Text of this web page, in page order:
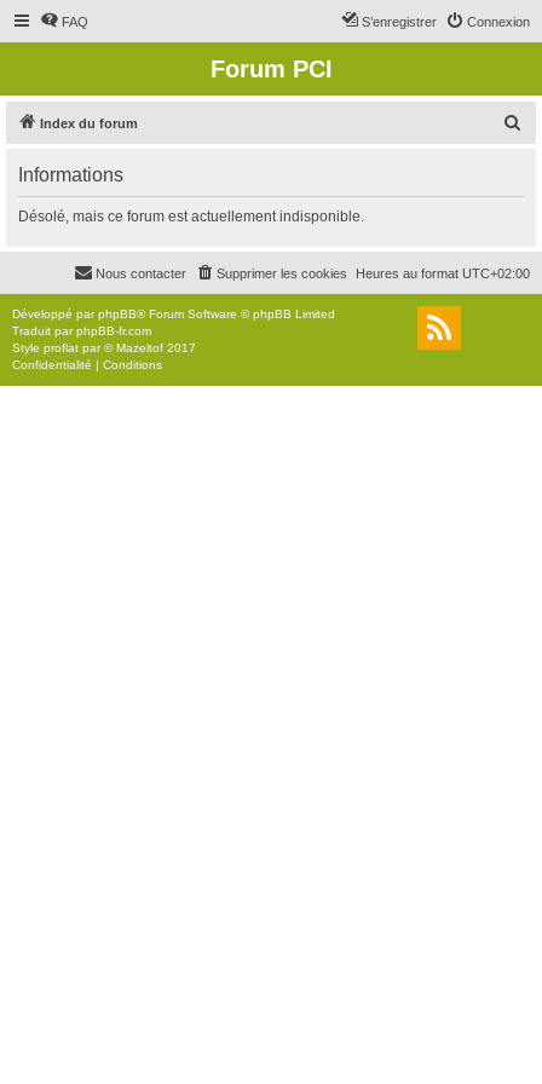
FAQ Connexion
S’enregistrer
Forum PCI
Index du forum
r
c
r
Informations
Désolé, mais ce forum est actuellement indisponible.
Heures au format UTC+02:00
Supprimer les cookies
Nous contacter
Développé parphpBB® Forum Software © phpBB Limited
Traduit parphpBB-fr.com
Style proflat par ©Mazeltof 2017
Confidentialité | Conditions